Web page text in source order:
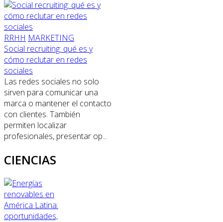
RRHH MARKETING
Social recruiting: qué es y
cómo reclutar en redes
sociales
Las redes sociales no solo
sirven para comunicar una
marca o mantener el contacto
con clientes. También
permiten localizar
profesionales, presentar op...
CIENCIAS